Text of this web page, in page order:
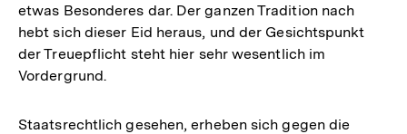
etwas Besonderes dar. Der ganzen Tradition nach
hebt sich dieser Eid heraus, und der Gesichtspunkt
der Treuepflicht steht hier sehr wesentlich im
Vordergrund.
Staatsrechtlich gesehen, erheben sich gegen die